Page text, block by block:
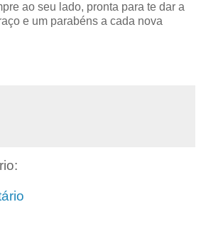
ao seu lado, pronta para te dar a
e um parabéns a cada nova